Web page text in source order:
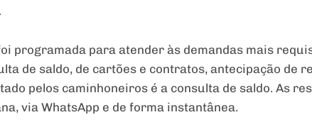
programada para atender às demandas mais
de saldo, de cartões e contratos, antecipação de
pelos caminhoneiros é a consulta de saldo. As
via WhatsApp e de forma instantânea.